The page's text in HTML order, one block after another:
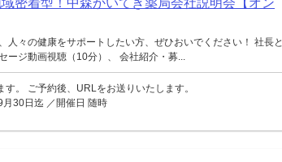
域密着型！中森かいてき薬局会社説明会【オン
人々の健康をサポートしたい方、ぜひおいでください！ 社長と
ージ動画視聴（10分）、 会社紹介・募...
。 ご予約後、URLをお送りいたします。
30日迄 ／開催日 随時